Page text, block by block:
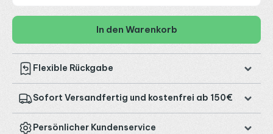
In den Warenkorb
Flexible Rückgabe
Sofort Versandfertig und kostenfrei ab 150€
Persönlicher Kundenservice